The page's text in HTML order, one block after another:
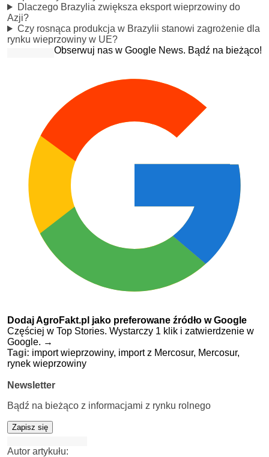
Dlaczego Brazylia zwiększa eksport wieprzowiny do
Azji?
Czy rosnąca produkcja w Brazylii stanowi zagrożenie dla
rynku wieprzowiny w UE?
Obserwuj nas w Google News. Bądź na bieżąco!
Dodaj AgroFakt.pl jako preferowane źródło w Google
Częściej w Top Stories. Wystarczy 1 klik i zatwierdzenie w
Google. →
Tagi: import wieprzowiny, import z Mercosur, Mercosur,
rynek wieprzowiny
Newsletter
Bądź na bieżąco z informacjami z rynku rolnego
Zapisz się
Autor artykułu: